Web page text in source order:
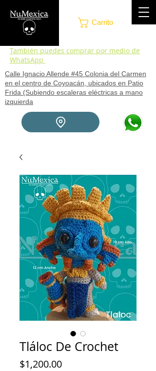
Carrito
También puedes comprar por medio de
WhatsApp
Calle Ignacio Allende #45 Colonia del Carmen
en el centro de Coyoacán, ubicados en Patio
Frida (Subiendo escaleras eléctricas a mano
izquierda
Tláloc De Crochet
$1,200.00Precio